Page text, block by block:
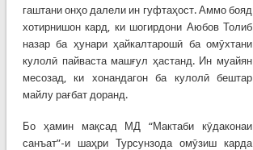
гаштани онҳо далели ин гуфтаҳост. Аммо бояд
хотирнишон кард, ки шогирдони Аюбов Толиб
назар ба ҳунари ҳайкалтарошӣ ба омӯхтани
кулолӣ пайваста машғул ҳастанд. Ин муайян
месозад, ки хонандагон ба кулолӣ бештар
майлу рағбат доранд.
Бо ҳамин мақсад МД “Мактаби кӯдаконаи
санъат”-и шаҳри Турсунзода омӯзиш карда